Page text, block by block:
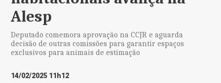
Alesp
Deputado comemora aprovação na CCJR e aguarda
decisão de outras comissões para garantir espaços
exclusivos para animais de estimação
14/02/2025 11h12